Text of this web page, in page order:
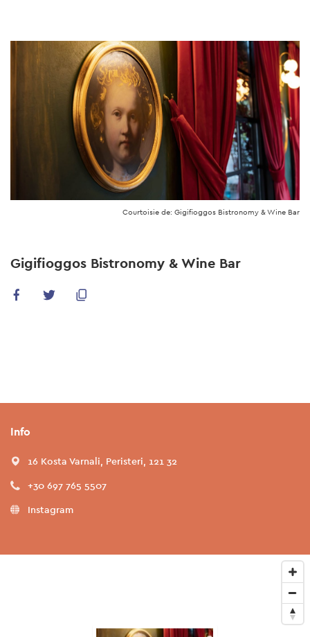
main
Courtoisie de: Gigifioggos Bistronomy & Wine Bar
Gigifioggos Bistronomy & Wine Bar
Info
16 Kosta Varnali, Peristeri, 121 32
+30 697 765 5507
Instagram